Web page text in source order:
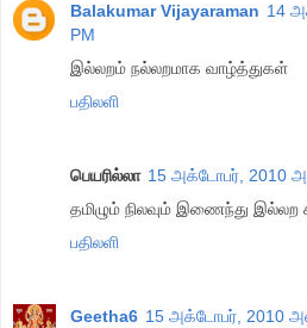
Balakumar Vijayaraman 14
PM
இல்லறம் நல்லறமாக வாழ்த்துகள்
பதிலளி
பெயரில்லா 15 அக்டோபர், 2010
தமிழும் நிலவும் இணைந்து இல்லற
பதிலளி
Geetha6 15 அக்டோபர், 2010